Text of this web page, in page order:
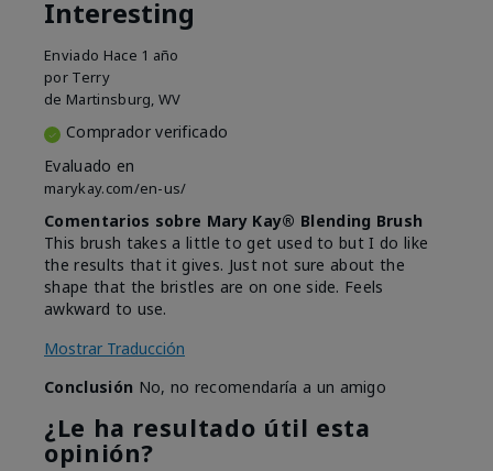
Interesting
Enviado Hace 1 año
por Terry
de Martinsburg, WV
Comprador verificado
Evaluado en
marykay.com/en-us/
Comentarios sobre Mary Kay® Blending Brush
This brush takes a little to get used to but I do like
the results that it gives. Just not sure about the
shape that the bristles are on one side. Feels
awkward to use.
Mostrar Traducción
Conclusión No, no recomendaría a un amigo
¿Le ha resultado útil esta
opinión?